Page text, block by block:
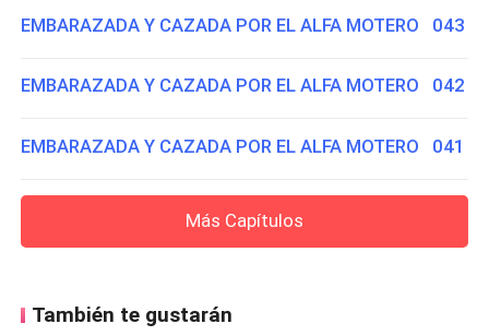
EMBARAZADA Y CAZADA POR EL ALFA MOTERO 043
EMBARAZADA Y CAZADA POR EL ALFA MOTERO 042
EMBARAZADA Y CAZADA POR EL ALFA MOTERO 041
Más Capítulos
También te gustarán